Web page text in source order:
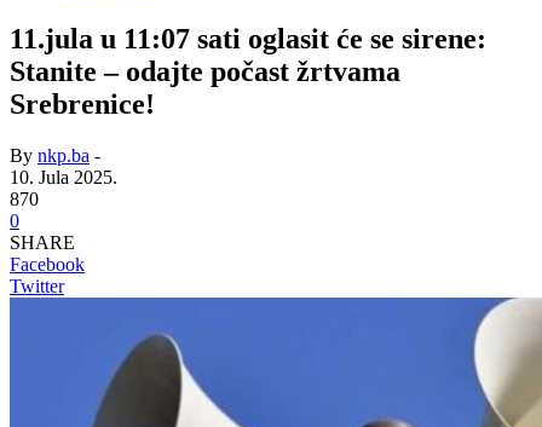
11.jula u 11:07 sati oglasit će se sirene:
Stanite – odajte počast žrtvama
Srebrenice!
By nkp.ba -
10. Jula 2025.
870
0
SHARE
Facebook
Twitter